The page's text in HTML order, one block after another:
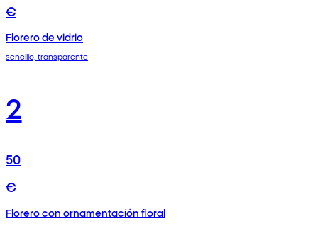
€
Florero de vidrio
sencillo, transparente
2
50
€
Florero con ornamentación floral